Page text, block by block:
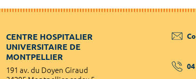
CENTRE HOSPITALIER
UNIVERSITAIRE DE
MONTPELLIER
191 av. du Doyen Giraud